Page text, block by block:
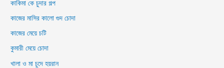
কাকিমা কে চুদার গল্প
কাজের মাসির কালো গুদ চোদা
কাজের মেয়ে চটি
কুমারী মেয়ে চোদা
খালা ও মা চুদে হয়রান